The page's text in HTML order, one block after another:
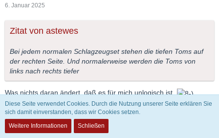
6. Januar 2025
Zitat von astewes
Bei jedem normalen Schlagzeugset stehen die tiefen Toms auf
der rechten Seite. Und normalerweise werden die Toms von
links nach rechts tiefer
Was nichts daran ändert, daß es für mich unlogisch ist.
La Roche
Tamino-Mitglied
Diese Seite verwendet Cookies. Durch die Nutzung unserer Seite erklären Sie
sich damit einverstanden, dass wir Cookies setzen.
Weitere Informationen
Schließen